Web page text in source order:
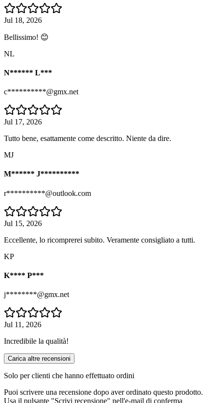
Jul 18, 2026
Bellissimo! 😊
NL
N****** L***
c**********@gmx.net
Jul 17, 2026
Tutto bene, esattamente come descritto. Niente da dire.
MJ
M****** J**********
r**********@outlook.com
Jul 15, 2026
Eccellente, lo ricomprerei subito. Veramente consigliato a tutti.
KP
K**** P***
j********@gmx.net
Jul 11, 2026
Incredibile la qualità!
Carica altre recensioni
Solo per clienti che hanno effettuato ordini
Puoi scrivere una recensione dopo aver ordinato questo prodotto.
Usa il pulsante "Scrivi recensione" nell'e-mail di conferma